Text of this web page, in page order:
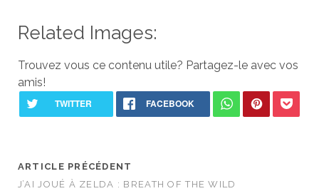
Related Images:
Trouvez vous ce contenu utile? Partagez-le avec vos
amis!
ARTICLE PRÉCÉDENT
J’AI JOUÉ À ZELDA : BREATH OF THE WILD